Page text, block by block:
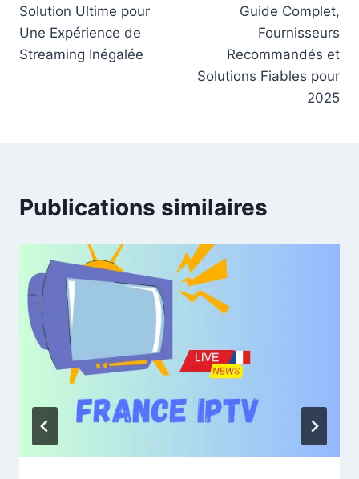
Solution Ultime pour
Une Expérience de
Streaming Inégalée
Guide Complet,
Fournisseurs
Recommandés et
Solutions Fiables pour
2025
Publications similaires